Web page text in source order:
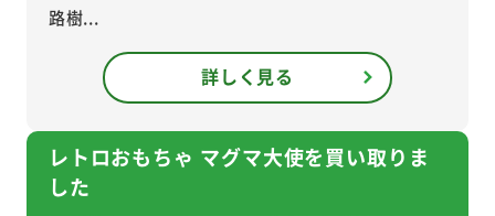
路樹...
詳しく見る
レトロおもちゃ マグマ大使を買い取りま
した